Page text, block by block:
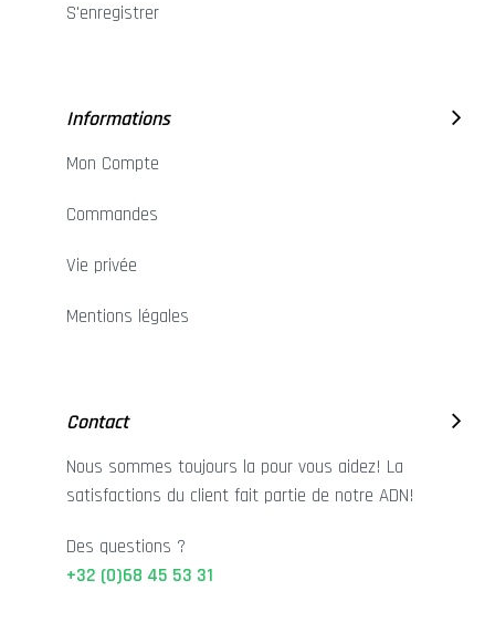
S'enregistrer
Informations
Mon Compte
Commandes
Vie privée
Mentions légales
Contact
Nous sommes toujours la pour vous aidez! La
satisfactions du client fait partie de notre ADN!
Des questions ?
+32 (0)68 45 53 31